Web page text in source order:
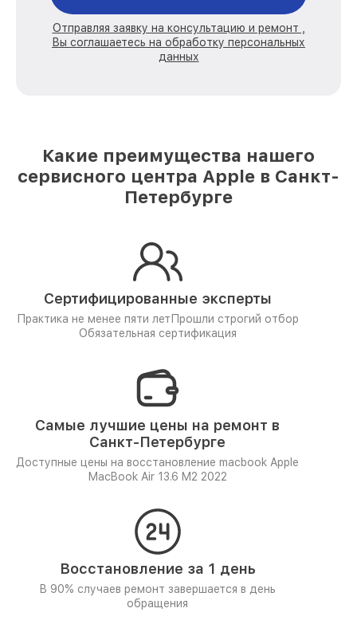
Отправляя заявку на консультацию и ремонт ,
Вы соглашаетесь на обработку персональных
данных
Какие преимущества нашего
сервисного центра Apple в Санкт-
Петербурге
Сертифицированные эксперты
Практика не менее пяти лет Прошли строгий отбор
Обязательная сертификация
Самые лучшие цены на ремонт в
Санкт-Петербурге
Доступные цены на восстановление macbook Apple
MacBook Air 13.6 M2 2022
Восстановление за 1 день
В 90% случаев ремонт завершается в день
обращения